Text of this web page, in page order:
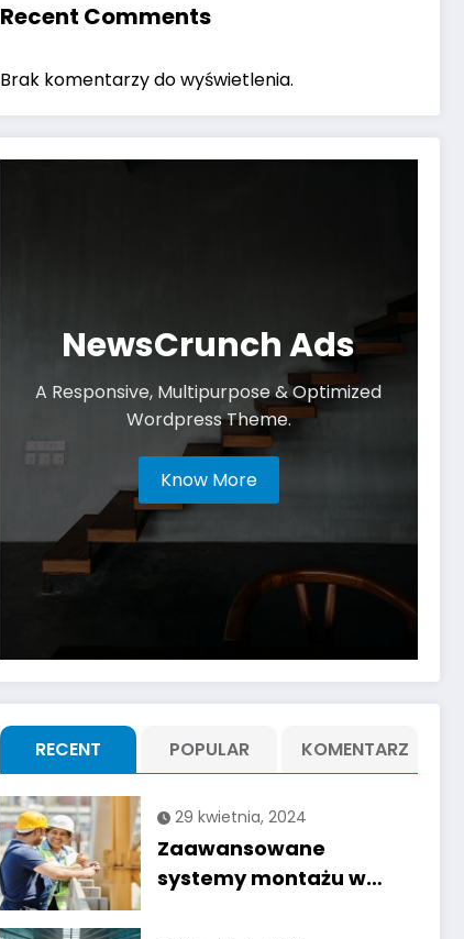
Recent Comments
Brak komentarzy do wyświetlenia.
NewsCrunch Ads
A Responsive, Multipurpose & Optimized
Wordpress Theme.
Know More
RECENT POPULAR KOMENTARZ
29 kwietnia, 2024
Zaawansowane
systemy montażu w